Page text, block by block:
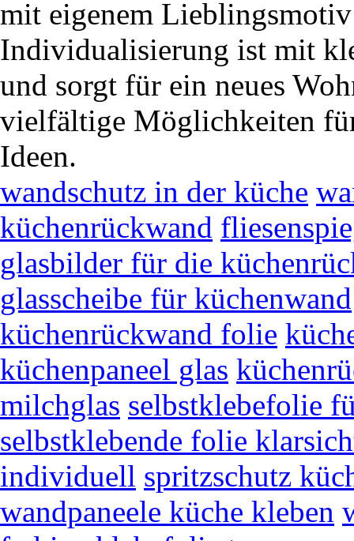
mit eigenem
Individualisierung ist mit
und sorgt für ein neues
vielfältige Möglichkeiten
Ideen.
wandschutz in der küche
küchenrückwand
glasbilder für die
glasscheibe für küchenwand
küchenrückwand folie
küchenpaneel glas
milchglas selbstklebefolie
selbstklebende folie
individuell spritzschutz
wandpaneele küche kleben